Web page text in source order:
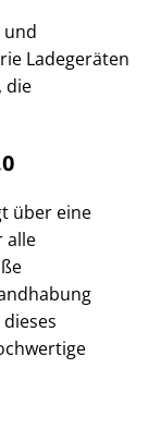
und
Ladegeräten
die
über eine
alle